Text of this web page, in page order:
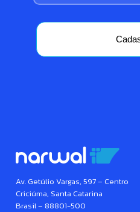
Av. Getúlio Vargas, 597 – Centro
Criciúma, Santa Catarina
Brasil – 88801-500